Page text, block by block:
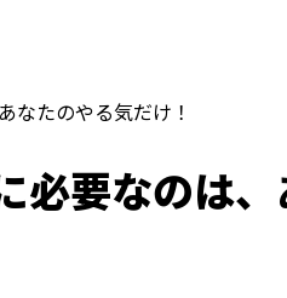
なたのやる気だけ！
必要なのは